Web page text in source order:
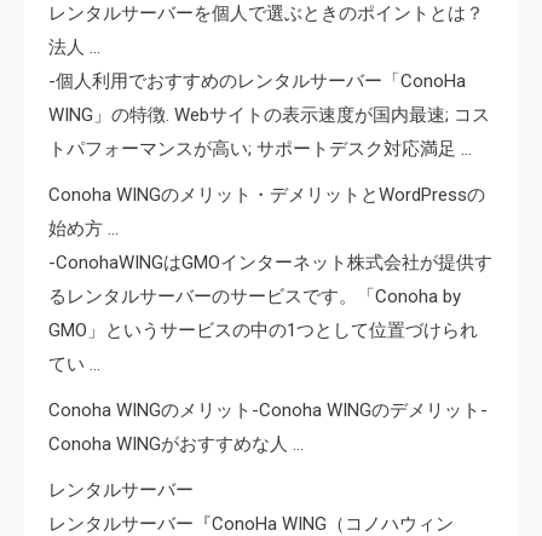
レンタルサーバーを個人で選ぶときのポイントとは？
法人 …
-個人利用でおすすめのレンタルサーバー「ConoHa
WING」の特徴. Webサイトの表示速度が国内最速; コス
トパフォーマンスが高い; サポートデスク対応満足 …
Conoha WINGのメリット・デメリットとWordPressの
始め方 …
-ConohaWINGはGMOインターネット株式会社が提供す
るレンタルサーバーのサービスです。「Conoha by
GMO」というサービスの中の1つとして位置づけられ
てい …
Conoha WINGのメリット-Conoha WINGのデメリット-
Conoha WINGがおすすめな人 …
レンタルサーバー
レンタルサーバー『ConoHa WING（コノハウィン